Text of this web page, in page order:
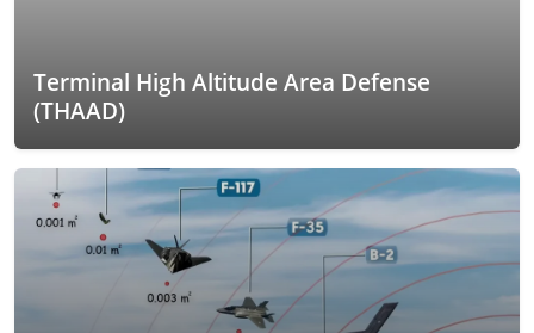
Terminal High Altitude Area Defense
(THAAD)